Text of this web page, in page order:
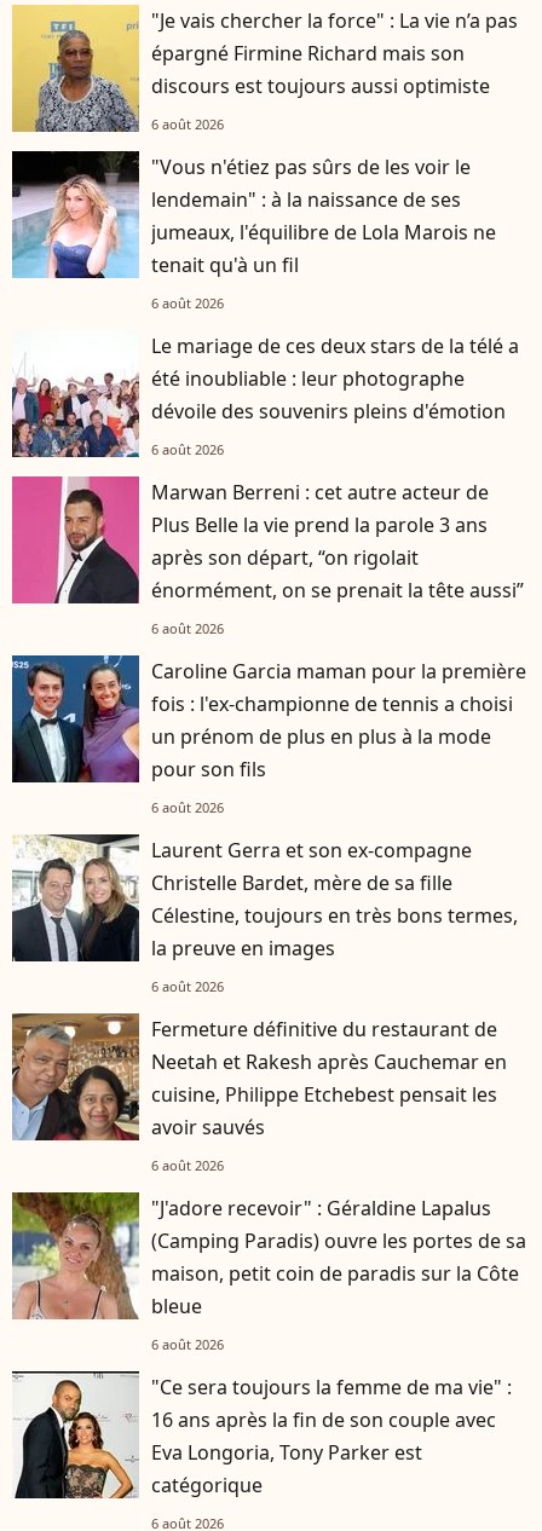
"Je vais chercher la force" : La vie n’a pas
épargné Firmine Richard mais son
discours est toujours aussi optimiste
6 août 2026
"Vous n'étiez pas sûrs de les voir le
lendemain" : à la naissance de ses
jumeaux, l'équilibre de Lola Marois ne
tenait qu'à un fil
6 août 2026
Le mariage de ces deux stars de la télé a
été inoubliable : leur photographe
dévoile des souvenirs pleins d'émotion
6 août 2026
Marwan Berreni : cet autre acteur de
Plus Belle la vie prend la parole 3 ans
après son départ, “on rigolait
énormément, on se prenait la tête aussi”
6 août 2026
Caroline Garcia maman pour la première
fois : l'ex-championne de tennis a choisi
un prénom de plus en plus à la mode
pour son fils
6 août 2026
Laurent Gerra et son ex-compagne
Christelle Bardet, mère de sa fille
Célestine, toujours en très bons termes,
la preuve en images
6 août 2026
Fermeture définitive du restaurant de
Neetah et Rakesh après Cauchemar en
cuisine, Philippe Etchebest pensait les
avoir sauvés
6 août 2026
"J'adore recevoir" : Géraldine Lapalus
(Camping Paradis) ouvre les portes de sa
maison, petit coin de paradis sur la Côte
bleue
6 août 2026
"Ce sera toujours la femme de ma vie" :
16 ans après la fin de son couple avec
Eva Longoria, Tony Parker est
catégorique
6 août 2026